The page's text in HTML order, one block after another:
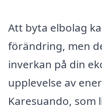
Att byta elbolag
förändring, men
inverkan på din
upplevelse av
Karesuando, som